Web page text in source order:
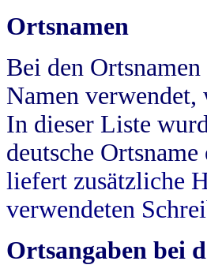
Ortsnamen
Bei den
Namen
In dieser Liste
deutsche Ortsname
liefert zusätzliche
verwendeten
Ortsangaben bei